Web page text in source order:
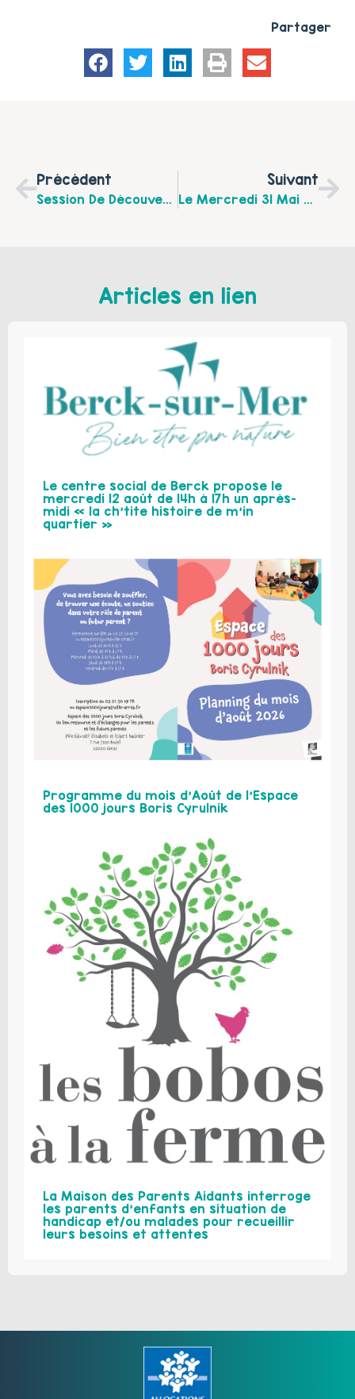
Partager
Précédent
Session De Découverte Pédagogique « Compétences Psychosociales » Mercredi 14 Juin 2017 Sur Le Secteur Béthune Bruay, Organisé Par Le COREPS Nord Pas De Calais
Suivant
Le Mercredi 31 Mai 2017: Jeux Coopératifs, Jeux De Société… Un Temps De Jeux Convivial Parents Enfants À La Maison Pour Tous De Lillers
Articles en lien
Le centre social de Berck propose le
mercredi 12 août de 14h à 17h un après-
midi « la ch’tite histoire de m’in
quartier »
Programme du mois d’Août de l’Espace
des 1000 jours Boris Cyrulnik
La Maison des Parents Aidants interroge
les parents d’enfants en situation de
handicap et/ou malades pour recueillir
leurs besoins et attentes